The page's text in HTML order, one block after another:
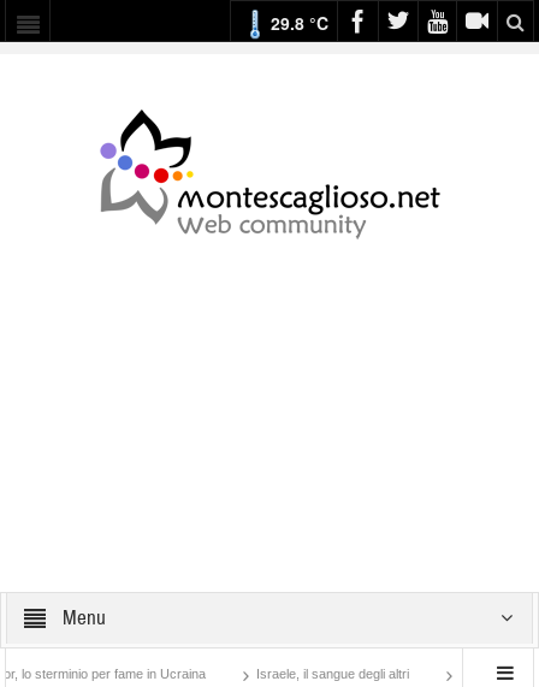
29.8 °C
Menu
per fame in Ucraina Israele, il sangue degli altri Lotta di classe… tra